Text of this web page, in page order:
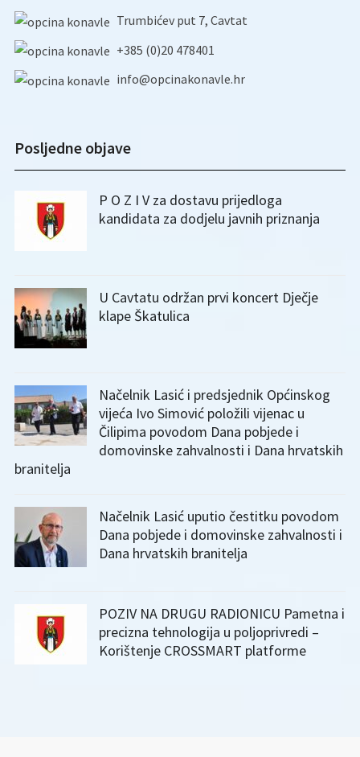
Trumbićev put 7, Cavtat
+385 (0)20 478401
info@opcinakonavle.hr
Posljedne objave
P O Z I V za dostavu prijedloga
kandidata za dodjelu javnih priznanja
U Cavtatu održan prvi koncert Dječje
klape Škatulica
Načelnik Lasić i predsjednik Općinskog
vijeća Ivo Simović položili vijenac u
Čilipima povodom Dana pobjede i
domovinske zahvalnosti i Dana hrvatskih
branitelja
Načelnik Lasić uputio čestitku povodom
Dana pobjede i domovinske zahvalnosti i
Dana hrvatskih branitelja
POZIV NA DRUGU RADIONICU Pametna i
precizna tehnologija u poljoprivredi –
Korištenje CROSSMART platforme